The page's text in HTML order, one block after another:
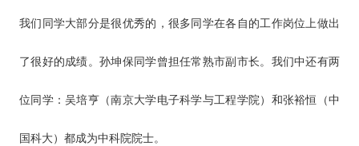
我们同学大部分是很优秀的，很多同学在各自的工作岗位上做出
了很好的成绩。孙坤保同学曾担任常熟市副市长。我们中还有两
位同学：吴培亨（南京大学电子科学与工程学院）和张裕恒（中
国科大）都成为中科院院士。